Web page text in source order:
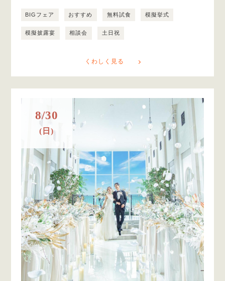
BIGフェア おすすめ 無料試食 模擬挙式
模擬披露宴 相談会 土日祝
くわしく見る
8/30
(日)